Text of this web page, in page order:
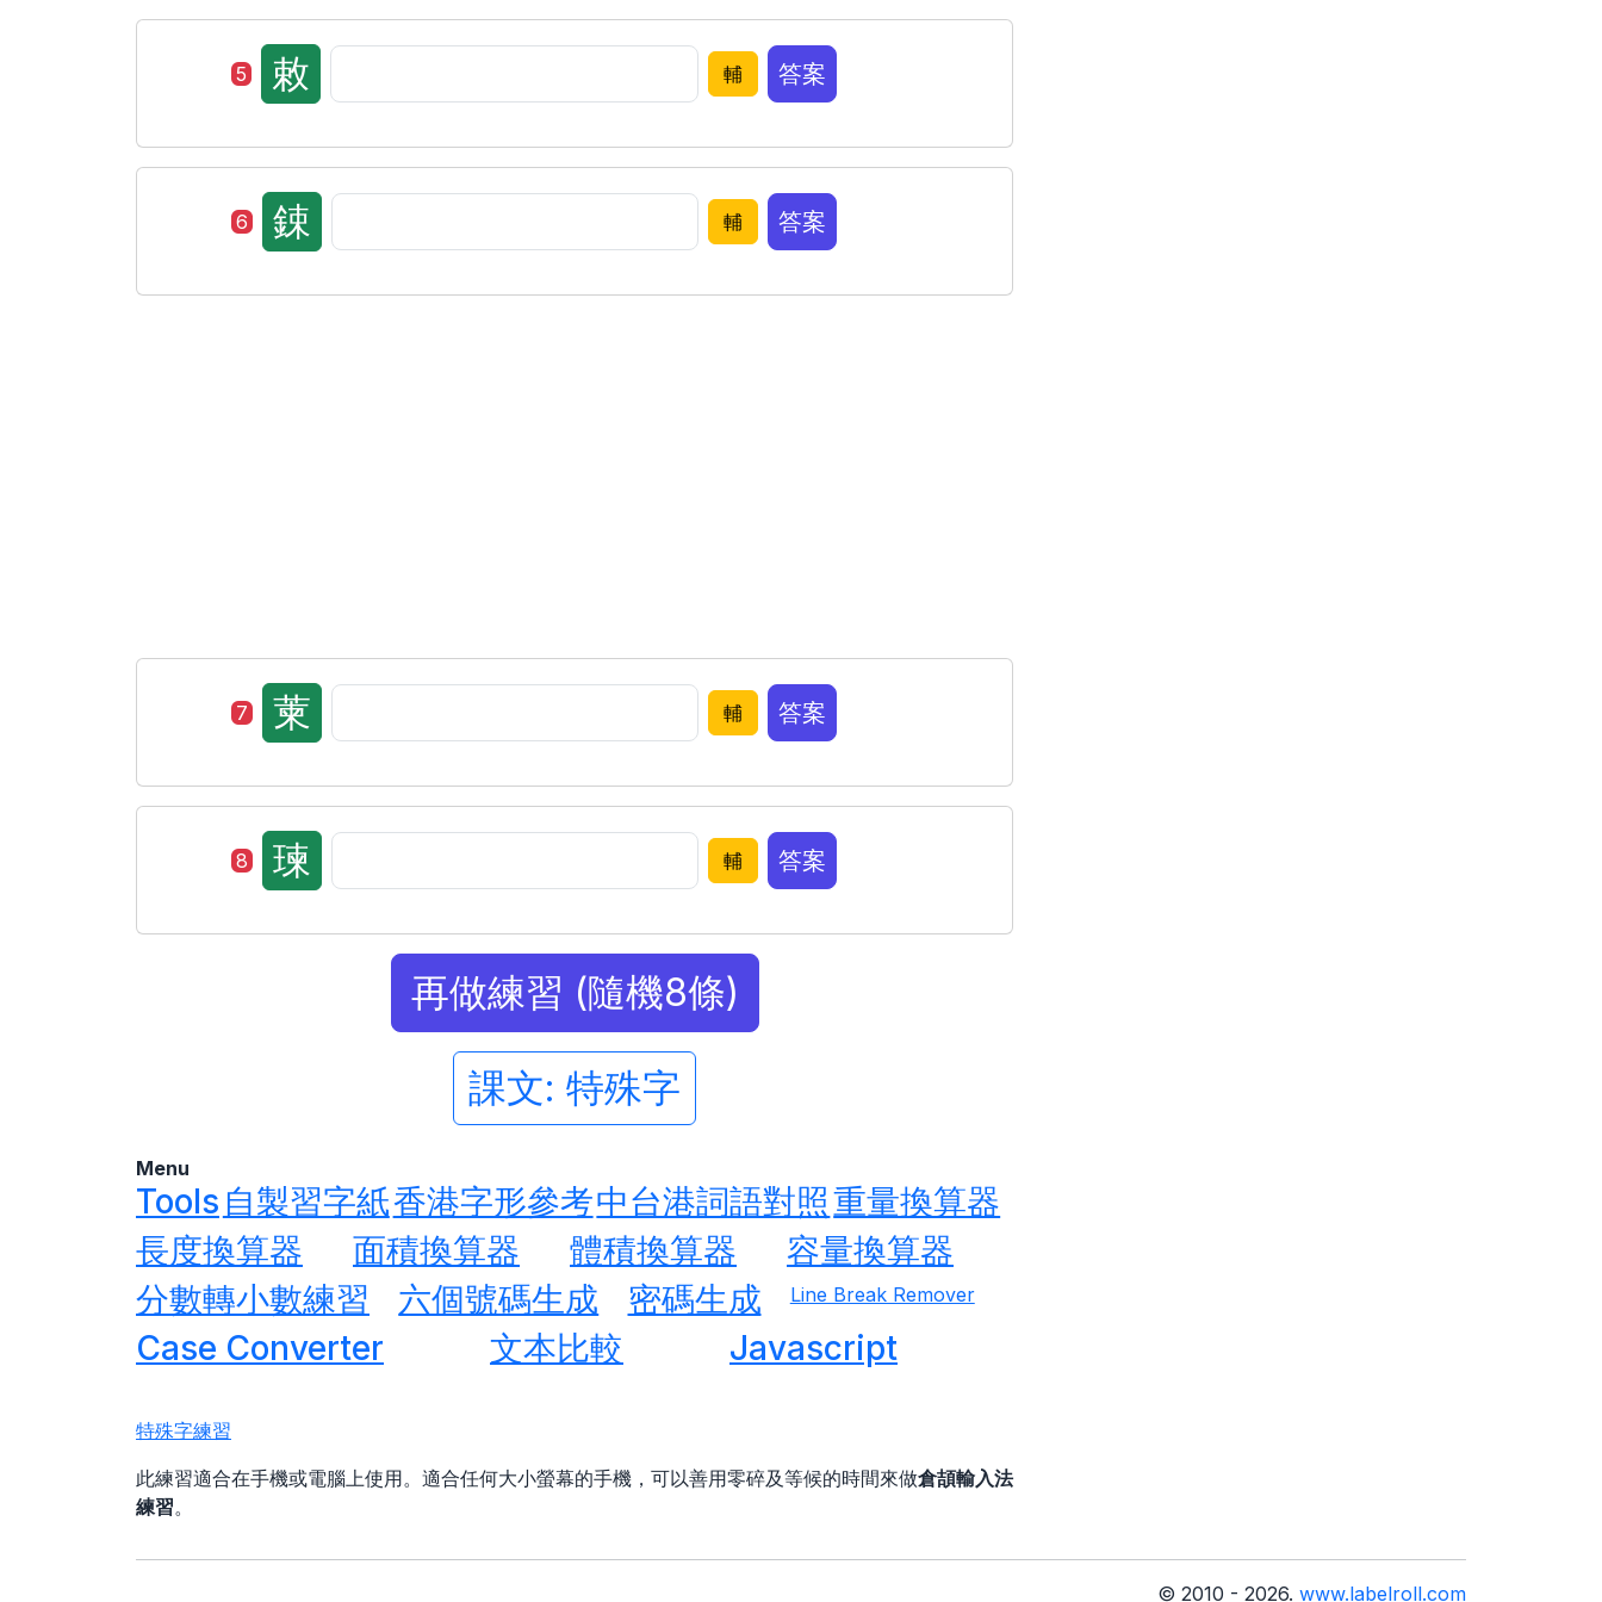
5 敕 輔 答案
6 鋉 輔 答案
7 萰 輔 答案
8 瑓 輔 答案
再做練習 (隨機8條)
課文: 特殊字
Menu
Tools 自製習字紙香港字形參考中台港詞語對照重量換算器
長度換算器
面積換算器 體積換算器
容量換算器
分數轉小數練習
六個號碼生成 密碼生成 Line Break Remover
Case Converter 文本比較 Javascript
特殊字練習
此練習適合在手機或電腦上使用。適合任何大小螢幕的手機，可以善用零碎及等候的時間來做倉頡輸入法
練習。
© 2010 - 2026. www.labelroll.com